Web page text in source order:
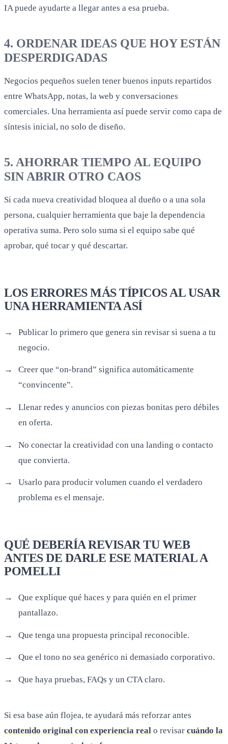
IA puede ayudarte a llegar antes a esa prueba.
4. ORDENAR IDEAS QUE HOY ESTÁN
DESPERDIGADAS
Negocios pequeños suelen tener buenos inputs repartidos
entre WhatsApp, notas, la web y conversaciones
comerciales. Una herramienta así puede servir como capa de
síntesis inicial, no solo de diseño.
5. AHORRAR TIEMPO AL EQUIPO
SIN ABRIR OTRO CAOS
Si cada nueva creatividad bloquea al dueño o a una sola
persona, cualquier herramienta que baje la dependencia
operativa suma. Pero solo suma si el equipo sabe qué
aprobar, qué tocar y qué descartar.
LOS ERRORES MÁS TÍPICOS AL USAR
UNA HERRAMIENTA ASÍ
Publicar lo primero que genera sin revisar si suena a tu
negocio.
Creer que “on-brand” significa automáticamente
“convincente”.
Llenar redes y anuncios con piezas bonitas pero débiles
en oferta.
No conectar la creatividad con una landing o contacto
que convierta.
Usarlo para producir volumen cuando el verdadero
problema es el mensaje.
QUÉ DEBERÍA REVISAR TU WEB
ANTES DE DARLE ESE MATERIAL A
POMELLI
Que explique qué haces y para quién en el primer
pantallazo.
Que tenga una propuesta principal reconocible.
Que el tono no sea genérico ni demasiado corporativo.
Que haya pruebas, FAQs y un CTA claro.
Si esa base aún flojea, te ayudará más reforzar antes
contenido original con experiencia real o revisar cuándo la